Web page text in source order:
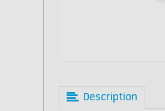
Description